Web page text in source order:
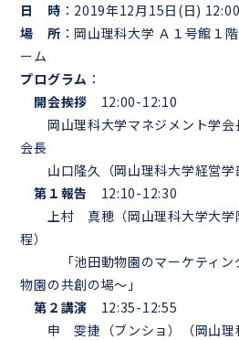
日 時 ：2019年12月15日(日)
場 所 ：岡山理科大学 Ａ１号館１
ーム
プログラム ：
開会挨拶 12:00-12:10
岡山理科大学マネジメント学会
会長
山口隆久（岡山理科大学経営学
第１報告 12:10-12:30
上村 真穂（岡山理科大学大学
程）
「池田動物園のマーケティン
物園の共創の場～」
第２講演 12:35-12:55
申 雯捷（ブンショ）（岡山理